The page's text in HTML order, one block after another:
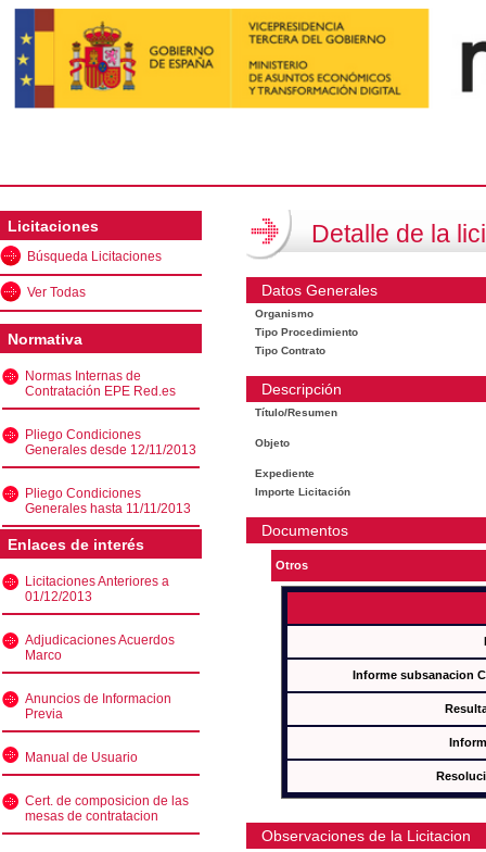
Licitaciones
Búsqueda Licitaciones
Ver Todas
Normativa
Normas Internas de
Contratación EPE Red.es
Pliego Condiciones
Generales desde 12/11/2013
Pliego Condiciones
Generales hasta 11/11/2013
Enlaces de interés
Licitaciones Anteriores a
01/12/2013
Adjudicaciones Acuerdos
Marco
Anuncios de Informacion
Previa
Manual de Usuario
Cert. de composicion de las
mesas de contratacion
Detalle de la
Datos Generales
Organismo
Tipo Procedimiento
Tipo Contrato
Descripción
Título/Resumen
Objeto
Expediente
Importe Licitación
Documentos
Otros
Informe subsanacion
Observaciones de la Licitacion